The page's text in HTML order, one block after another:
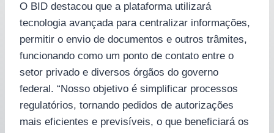
O BID destacou que a plataforma utilizará
tecnologia avançada para centralizar informações,
permitir o envio de documentos e outros trâmites,
funcionando como um ponto de contato entre o
setor privado e diversos órgãos do governo
federal. “Nosso objetivo é simplificar processos
regulatórios, tornando pedidos de autorizações
mais eficientes e previsíveis, o que beneficiará os